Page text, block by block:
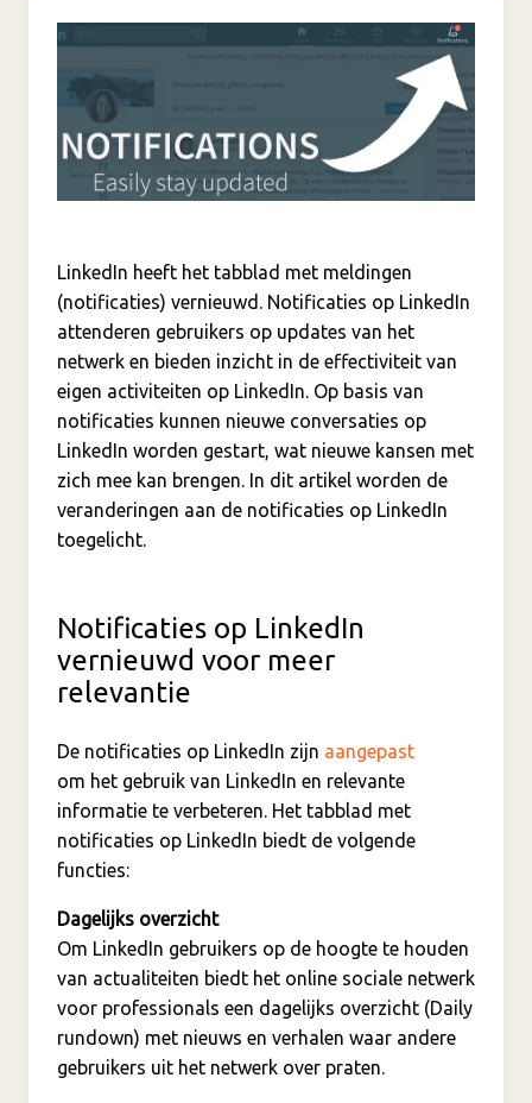
LinkedIn heeft het tabblad met meldingen
(notificaties) vernieuwd. Notificaties op LinkedIn
attenderen gebruikers op updates van het
netwerk en bieden inzicht in de effectiviteit van
eigen activiteiten op LinkedIn. Op basis van
notificaties kunnen nieuwe conversaties op
LinkedIn worden gestart, wat nieuwe kansen met
zich mee kan brengen. In dit artikel worden de
veranderingen aan de notificaties op LinkedIn
toegelicht.
Notificaties op LinkedIn
vernieuwd voor meer
relevantie
De notificaties op LinkedIn zijn aangepast
om het gebruik van LinkedIn en relevante
informatie te verbeteren. Het tabblad met
notificaties op LinkedIn biedt de volgende
functies:
Dagelijks overzicht
Om LinkedIn gebruikers op de hoogte te houden
van actualiteiten biedt het online sociale netwerk
voor professionals een dagelijks overzicht (Daily
rundown) met nieuws en verhalen waar andere
gebruikers uit het netwerk over praten.